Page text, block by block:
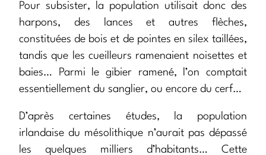
Pour subsister, la population utilisait donc des
harpons, des lances et autres flèches,
constituées de bois et de pointes en silex taillées,
tandis que les cueilleurs ramenaient noisettes et
baies… Parmi le gibier ramené, l’on comptait
essentiellement du sanglier, ou encore du cerf…
D’après certaines études, la population
irlandaise du mésolithique n’aurait pas dépassé
les quelques milliers d’habitants… Cette